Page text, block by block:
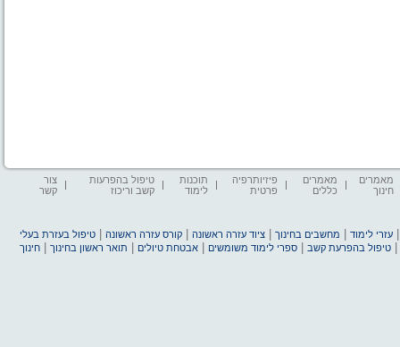
מאמרים
חינוך
מאמרים
כללים
פיזיותרפיה
פרטית
תוכנות
לימוד
טיפול בהפרעות
קשב וריכוז
צור
קשר
עזרי לימוד מחשבים בחינוך |ציוד עזרה ראשונה |קורס עזרה ראשונה |טיפול בעזרת בעלי
|טיפול בהפרעת קשב |ספרי לימוד משומשים |אבטחת טיולים תואר ראשון בחינוך |חינוך